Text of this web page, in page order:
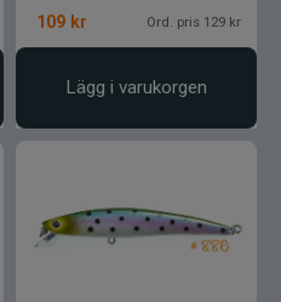
109 kr Ord. pris 129 kr
Lägg i varukorgen